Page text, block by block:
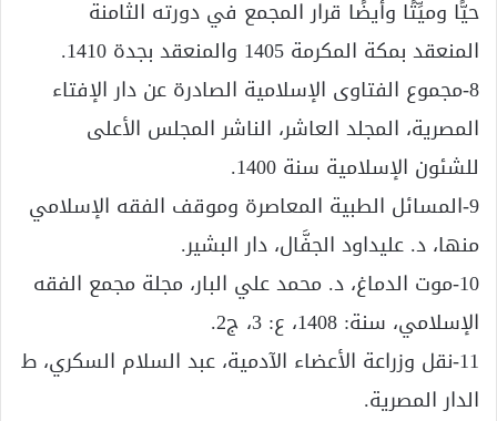
حيًّا وميِّتًا وأيضًا قرار المجمع في دورته الثامنة
المنعقد بمكة المكرمة 1405 والمنعقد بجدة 1410.
8-مجموع الفتاوى الإسلامية الصادرة عن دار الإفتاء
المصرية، المجلد العاشر، الناشر المجلس الأعلى
للشئون الإسلامية سنة 1400.
9-المسائل الطبية المعاصرة وموقف الفقه الإسلامي
منها، د. عليداود الجفَّال، دار البشير.
10-موت الدماغ، د. محمد علي البار، مجلة مجمع الفقه
الإسلامي، سنة: 1408، ع: 3، ج2.
11-نقل وزراعة الأعضاء الآدمية، عبد السلام السكري، ط
الدار المصرية.